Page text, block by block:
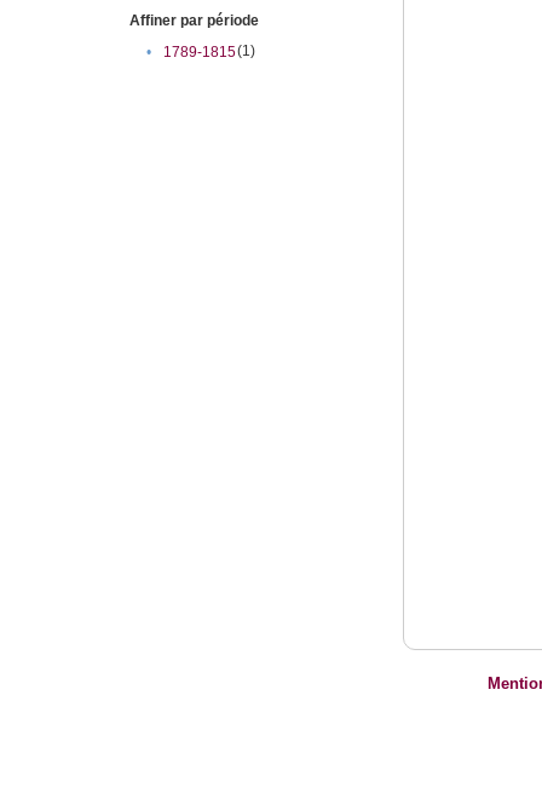
Affiner par période
•
1789-1815(1)